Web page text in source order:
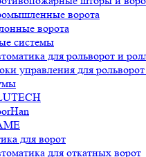
ворота
ворота
системы
для рольворот и
управления для
для ворот
для откатных ворот